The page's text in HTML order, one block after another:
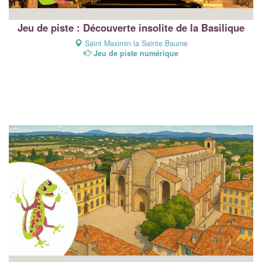
Jeu de piste : Découverte insolite de la Basilique
Saint Maximin la Sainte Baume
Jeu de piste numérique